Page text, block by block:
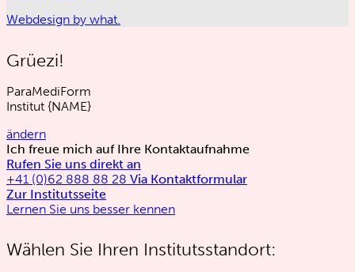
Webdesign by what.
Grüezi!
ParaMediForm
Institut {NAME}
ändern
Ich freue mich auf Ihre Kontaktaufnahme
Rufen Sie uns direkt an
+41 (0)62 888 88 28 Via Kontaktformular
Zur Institutsseite
Lernen Sie uns besser kennen
Wählen Sie Ihren Institutsstandort: